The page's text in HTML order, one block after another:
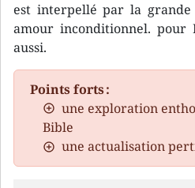
est interpellé par la
amour inconditionnel.
aussi.
Points forts :
une exploration
Bible
une actualisation